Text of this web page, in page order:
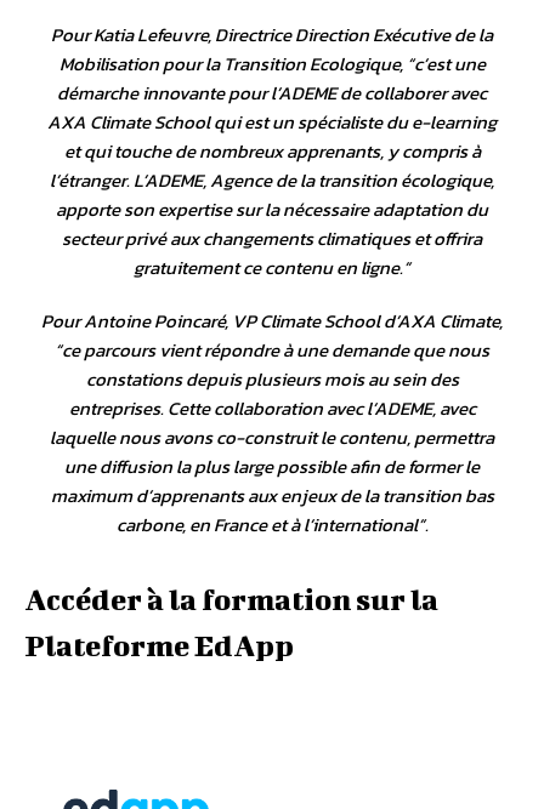
Pour Katia Lefeuvre, Directrice Direction Exécutive de la
Mobilisation pour la Transition Ecologique, “c’est une
démarche innovante pour l’ADEME de collaborer avec
AXA Climate School qui est un spécialiste du e-learning
et qui touche de nombreux apprenants, y compris à
l’étranger. L’ADEME, Agence de la transition écologique,
apporte son expertise sur la nécessaire adaptation du
secteur privé aux changements climatiques et offrira
gratuitement ce contenu en ligne.”
Pour Antoine Poincaré, VP Climate School d’AXA Climate,
“ce parcours vient répondre à une demande que nous
constations depuis plusieurs mois au sein des
entreprises. Cette collaboration avec l’ADEME, avec
laquelle nous avons co-construit le contenu, permettra
une diffusion la plus large possible afin de former le
maximum d’apprenants aux enjeux de la transition bas
carbone, en France et à l’international”.
Accéder à la formation sur la
Plateforme EdApp